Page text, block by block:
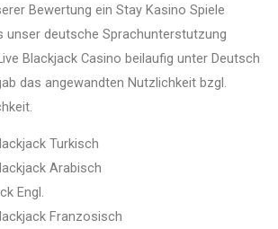
Bewertung ein Stay Kasino Spiele
unser deutsche Sprachunterstutzung
Blackjack Casino beilaufig unter Deutsch
das angewandten Nutzlichkeit bzgl.
Turkisch
Arabisch
Engl.
Franzosisch